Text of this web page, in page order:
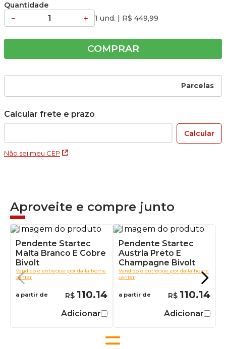
Quantidade
＋
－ 1 und. | R$ 449,99
COMPRAR
Parcelas
Não sei meu CEP
Aproveite e compre junto
Pendente Startec
Malta Branco E Cobre
Bivolt
Vendido e entregue por dalla home
center
a partir de 110.14
Adicionar
Pendente Startec
Austria Preto E
Champagne Bivolt
Vendido e entregue por dalla home
center
a partir de 110.14
Adicionar